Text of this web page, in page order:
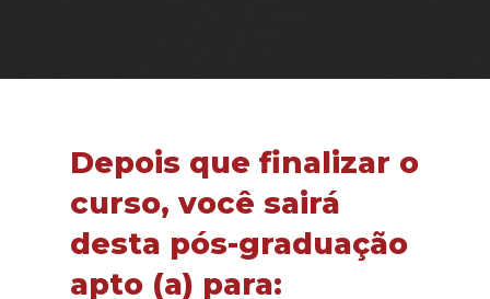
Depois que finalizar o
curso, você sairá
desta pós-graduação
apto (a) para: